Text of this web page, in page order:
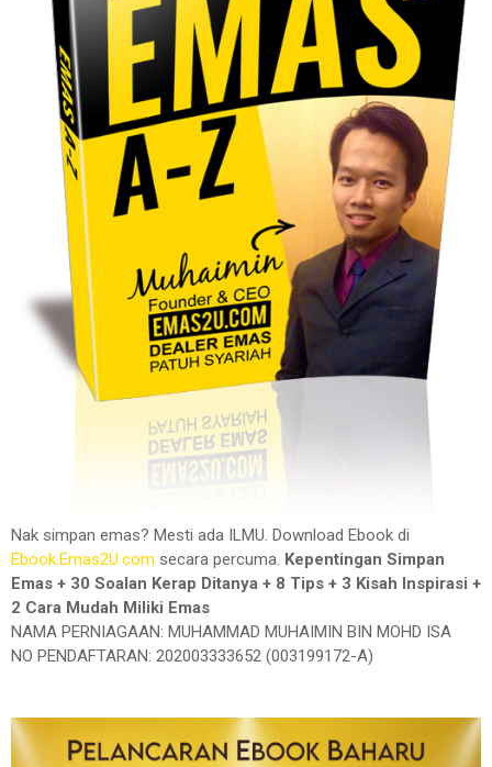
Nak simpan emas? Mesti ada ILMU. Download Ebook di
Ebook.Emas2U.com secara percuma. Kepentingan Simpan
Emas + 30 Soalan Kerap Ditanya + 8 Tips + 3 Kisah Inspirasi +
2 Cara Mudah Miliki Emas
NAMA PERNIAGAAN: MUHAMMAD MUHAIMIN BIN MOHD ISA
NO PENDAFTARAN: 202003333652 (003199172-A)